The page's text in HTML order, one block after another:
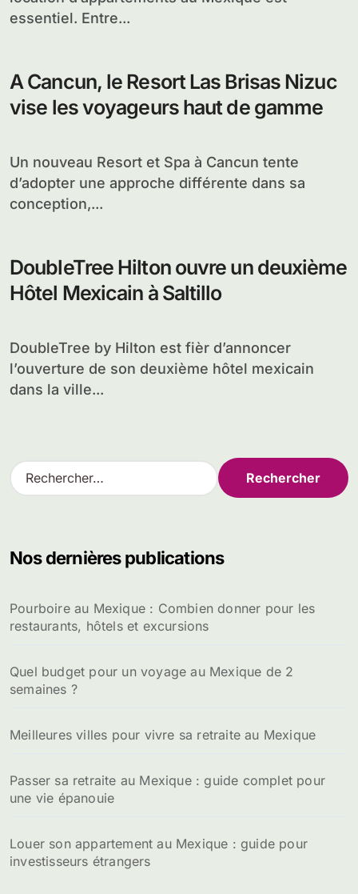
essentiel. Entre...
A Cancun, le Resort Las Brisas Nizuc
vise les voyageurs haut de gamme
Un nouveau Resort et Spa à Cancun tente
d’adopter une approche différente dans sa
conception,...
DoubleTree Hilton ouvre un deuxième
Hôtel Mexicain à Saltillo
DoubleTree by Hilton est fièr d’annoncer
l’ouverture de son deuxième hôtel mexicain
dans la ville...
R
e
r
e
r
Nos dernières publications
Pourboire au Mexique : Combien donner pour les
restaurants, hôtels et excursions
Quel budget pour un voyage au Mexique de 2
semaines ?
Meilleures villes pour vivre sa retraite au Mexique
Passer sa retraite au Mexique : guide complet pour
une vie épanouie
Louer son appartement au Mexique : guide pour
investisseurs étrangers